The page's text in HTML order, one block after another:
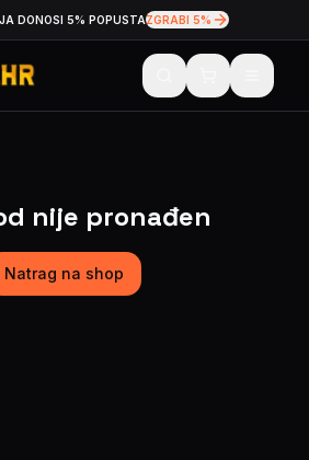
DONOSI 5% POPUSTAZGRABI 5%
nije pronađen
Natrag na shop